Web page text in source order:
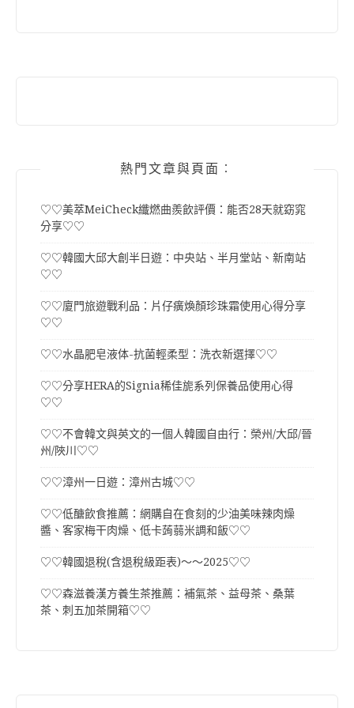
熱門文章與頁面︰
♡♡美萃MeiCheck纖燃曲羨飲評價：能否28天就窈窕
分享♡♡
♡♡韓國大邱大創半日遊：中央站、半月堂站、新南站
♡♡
♡♡廈門旅遊戰利品：片仔癀煥顏珍珠霜使用心得分享
♡♡
♡♡水晶肥皂液体-抗菌輕柔型：洗衣新選擇♡♡
♡♡分享HERA的Signia稀佳旎系列保養品使用心得
♡♡
♡♡不會韓文與英文的一個人韓國自由行：榮州/大邱/晉
州/陜川♡♡
♡♡漳州一日遊：漳州古城♡♡
♡♡低醣飲食推薦：網購自在食刻的少油美味辣肉燥
醬、客家梅干肉燥、低卡蒟蒻米調和飯♡♡
♡♡韓國退稅(含退稅級距表)～～2025♡♡
♡♡森滋養漢方養生茶推薦：補氣茶、益母茶、桑葉
茶、刺五加茶開箱♡♡